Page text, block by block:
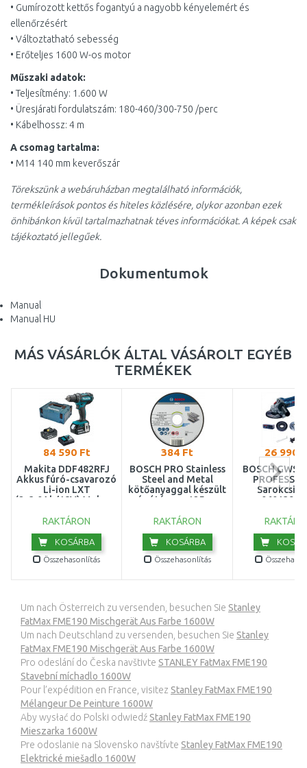
• Gumírozott kettős fogantyú a nagyobb kényelemért és
ellenőrzésért
• Változtatható sebesség
• Erőteljes 1600 W-os motor
Műszaki adatok:
• Teljesítmény: 1.600 W
• Üresjárati fordulatszám: 180-460/300-750 /perc
• Kábelhossz: 4 m
A csomag tartalma:
• M14 140 mm keverőszár
Törekszünk a webáruházban megtalálható információk,
termékleírások pontos és hiteles közlésére, olykor azonban ezek
önhibánkon kívül tartalmazhatnak téves információkat. A képek csak
tájékoztató jellegűek.
Dokumentumok
Manual
Manual HU
MÁS VÁSÁRLÓK ÁLTAL VÁSÁROLT EGYÉB
TERMÉKEK
84 590 Ft
Makita DDF482RFJ
Akkus fúró-csavarozó
Li-ion LXT
(2x3,0Ah/18V) Makpac
RAKTÁRON
KOSÁRBA
Összehasonlítás
384 Ft
BOSCH PRO Stainless
Steel and Metal
kötőanyaggal készült
vágótárcsa, 125 mm
RAKTÁRON
KOSÁRBA
Összehasonlítás
26 990
BOSCH GWS
Um nach Österreich zu versenden, besuchen Sie Stanley
FatMax FME190 Mischgerät Aus Farbe 1600W
Um nach Deutschland zu versenden, besuchen Sie Stanley
FatMax FME190 Mischgerät Aus Farbe 1600W
Pro odeslání do Česka navštivte STANLEY FatMax FME190
Stavební míchadlo 1600W
Pour l’expédition en France, visitez Stanley FatMax FME190
Mélangeur De Peinture 1600W
Aby wysłać do Polski odwiedź Stanley FatMax FME190
Mieszarka 1600W
Pre odoslanie na Slovensko navštívte Stanley FatMax FME190
Elektrické miešadlo 1600W